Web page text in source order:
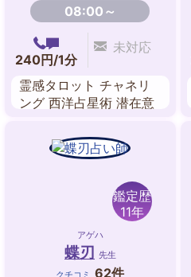
08:00～
240円/1分
未対応
霊感タロット チャネリ
ング 西洋占星術 潜在意
鑑定歴
11年
アゲハ
蝶刃 先生
クチコミ 62件